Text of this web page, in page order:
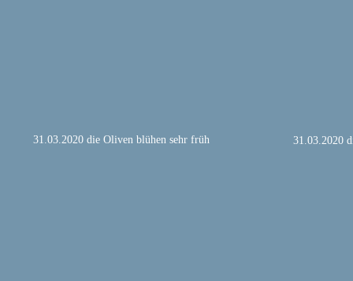
31.03.2020 die Oliven blühen sehr früh 31.03.2020